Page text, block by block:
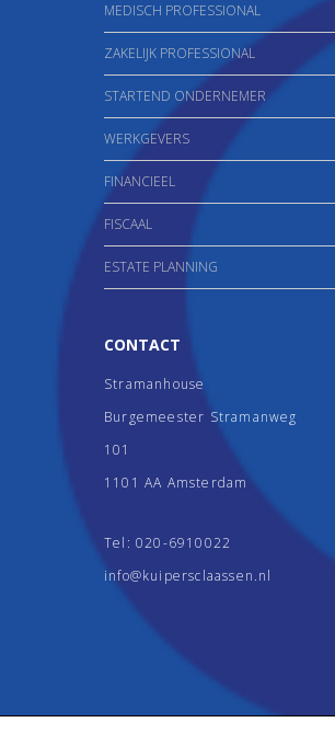
MEDISCH PROFESSIONAL
ZAKELIJK PROFESSIONAL
STARTEND ONDERNEMER
WERKGEVERS
FINANCIEEL
FISCAAL
ESTATE PLANNING
CONTACT
Stramanhouse
Burgemeester Stramanweg
101
1101 AA Amsterdam
Tel: 020-6910022
info@kuipersclaassen.nl